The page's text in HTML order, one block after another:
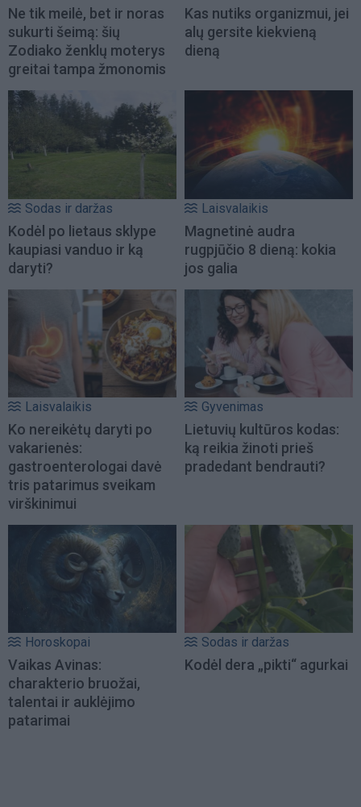
Ne tik meilė, bet ir noras
sukurti šeimą: šių
Zodiako ženklų moterys
greitai tampa žmonomis
Kas nutiks organizmui, jei
alų gersite kiekvieną
dieną
Sodas ir daržas
Kodėl po lietaus sklype
kaupiasi vanduo ir ką
daryti?
Laisvalaikis
Magnetinė audra
rugpjūčio 8 dieną: kokia
jos galia
Laisvalaikis
Ko nereikėtų daryti po
vakarienės:
gastroenterologai davė
tris patarimus sveikam
virškinimui
Gyvenimas
Lietuvių kultūros kodas:
ką reikia žinoti prieš
pradedant bendrauti?
Horoskopai
Vaikas Avinas:
charakterio bruožai,
talentai ir auklėjimo
patarimai
Sodas ir daržas
Kodėl dera „pikti“ agurkai